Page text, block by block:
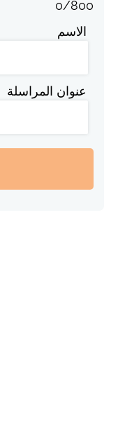
0/800
الاسم
عنوان المراسلة